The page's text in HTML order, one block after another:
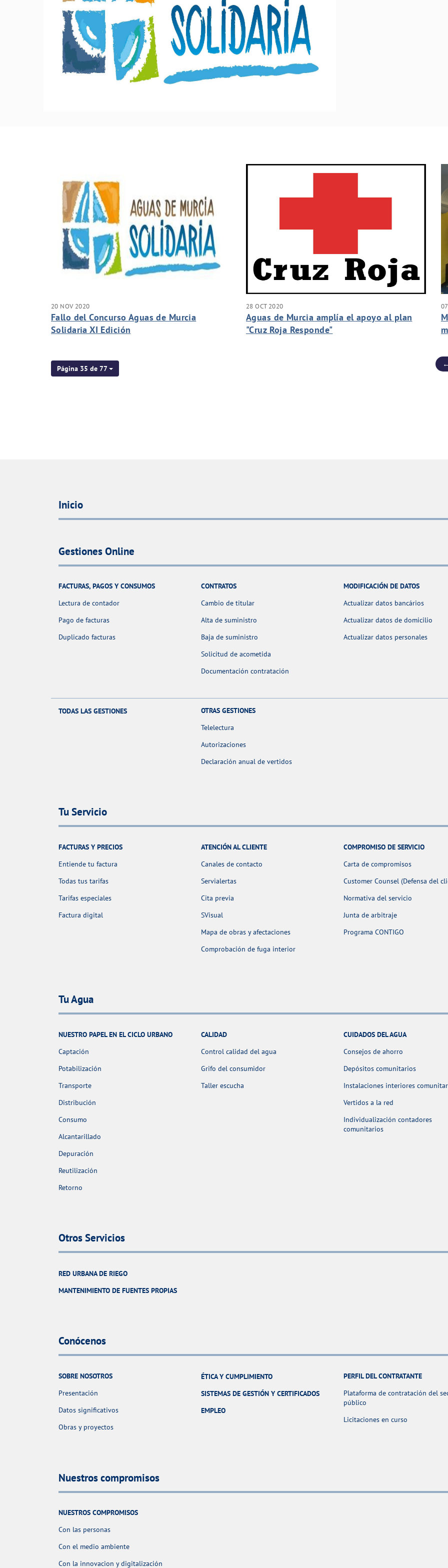
20 NOV 2020
Fallo del Concurso Aguas de Murcia
Solidaria XI Edición
28 OCT 2020
Aguas de Murcia amplía el apoyo al plan
"Cruz Roja Responde"
Página 35 de 77
Inicio
Gestiones Online
FACTURAS, PAGOS Y CONSUMOS
Lectura de contador
Pago de facturas
Duplicado facturas
CONTRATOS
Cambio de titular
Alta de suministro
Baja de suministro
Solicitud de acometida
Documentación contratación
MODIFICACIÓN DE DATOS
Actualizar datos bancários
Actualizar datos de domicilio
Actualizar datos personales
TODAS LAS GESTIONES
OTRAS GESTIONES
Telelectura
Autorizaciones
Declaración anual de vertidos
Tu Servicio
FACTURAS Y PRECIOS
Entiende tu factura
Todas tus tarifas
Tarifas especiales
Factura digital
ATENCIÓN AL CLIENTE
Canales de contacto
Servialertas
Cita previa
SVisual
Mapa de obras y afectaciones
Comprobación de fuga interior
COMPROMISO DE SERVICIO
Carta de compromisos
Customer Counsel (Defensa del
Normativa del servicio
Junta de arbitraje
Programa CONTIGO
Tu Agua
NUESTRO PAPEL EN EL CICLO URBANO
Captación
Potabilización
Transporte
Distribución
Consumo
Alcantarillado
Depuración
Reutilización
Retorno
CALIDAD
Control calidad del agua
Grifo del consumidor
Taller escucha
CUIDADOS DEL AGUA
Consejos de ahorro
Depósitos comunitarios
Instalaciones interiores
Vertidos a la red
Individualización contadores
comunitarios
Otros Servicios
RED URBANA DE RIEGO
MANTENIMIENTO DE FUENTES PROPIAS
Conócenos
SOBRE NOSOTROS
Presentación
Datos significativos
Obras y proyectos
ÉTICA Y CUMPLIMIENTO
SISTEMAS DE GESTIÓN Y CERTIFICADOS
EMPLEO
PERFIL DEL CONTRATANTE
Plataforma de contratación del
público
Licitaciones en curso
Nuestros compromisos
NUESTROS COMPROMISOS
Con las personas
Con el medio ambiente
Con la innovacion y digitalización